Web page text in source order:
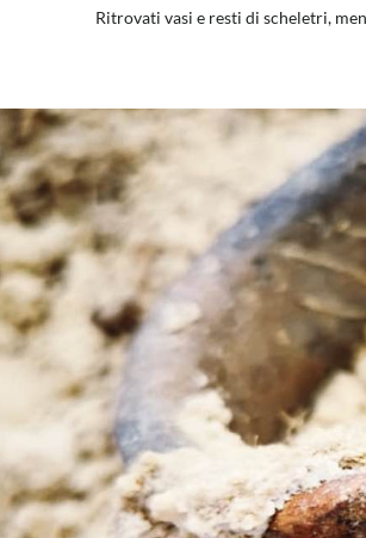
Ritrovati vasi e resti di scheletri,